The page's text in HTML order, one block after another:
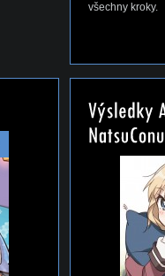
všechny kroky.